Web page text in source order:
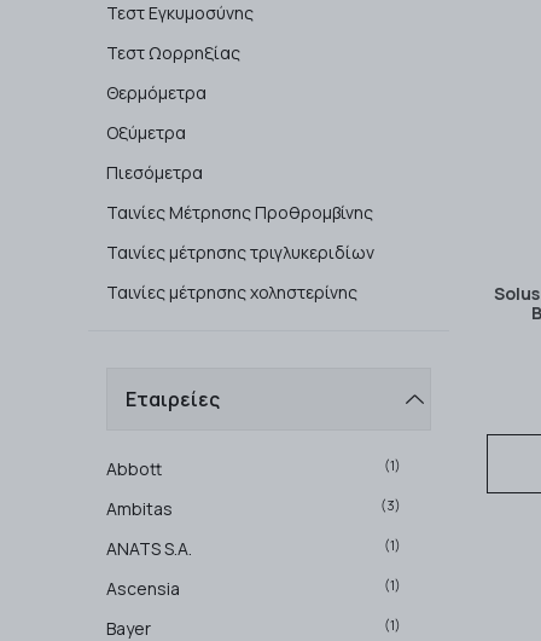
Τεστ Εγκυμοσύνης
Τεστ Ωορρηξίας
Θερμόμετρα
Οξύμετρα
Πιεσόμετρα
Ταινίες Μέτρησης Προθρομβίνης
Ταινίες μέτρησης τριγλυκεριδίων
Ταινίες μέτρησης χοληστερίνης
Εταιρείες
Abbott (1)
Ambitas (3)
ANATS S.A. (1)
Ascensia (1)
Bayer (1)